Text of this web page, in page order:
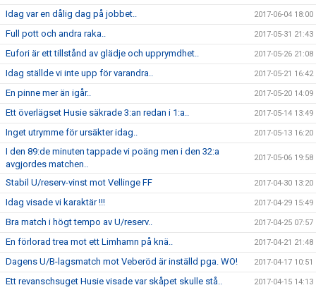
Idag var en dålig dag på jobbet.. 2017-06-04 18:00
Full pott och andra raka.. 2017-05-31 21:43
Eufori är ett tillstånd av glädje och upprymdhet.. 2017-05-26 21:08
Idag ställde vi inte upp för varandra.. 2017-05-21 16:42
En pinne mer än igår.. 2017-05-20 14:09
Ett överlägset Husie säkrade 3:an redan i 1:a.. 2017-05-14 13:49
Inget utrymme för ursäkter idag.. 2017-05-13 16:20
I den 89:de minuten tappade vi poäng men i den 32:a
avgjordes matchen..
2017-05-06 19:58
Stabil U/reserv-vinst mot Vellinge FF 2017-04-30 13:20
Idag visade vi karaktär !!! 2017-04-29 15:49
Bra match i högt tempo av U/reserv.. 2017-04-25 07:57
En förlorad trea mot ett Limhamn på knä.. 2017-04-21 21:48
Dagens U/B-lagsmatch mot Veberöd är inställd pga. WO! 2017-04-17 10:51
Ett revanschsuget Husie visade var skåpet skulle stå.. 2017-04-15 14:13